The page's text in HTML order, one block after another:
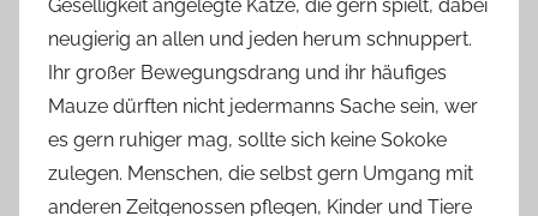
Geselligkeit angelegte Katze, die gern spielt, dabei
neugierig an allen und jeden herum schnuppert.
Ihr großer Bewegungsdrang und ihr häufiges
Mauze dürften nicht jedermanns Sache sein, wer
es gern ruhiger mag, sollte sich keine Sokoke
zulegen. Menschen, die selbst gern Umgang mit
anderen Zeitgenossen pflegen, Kinder und Tiere